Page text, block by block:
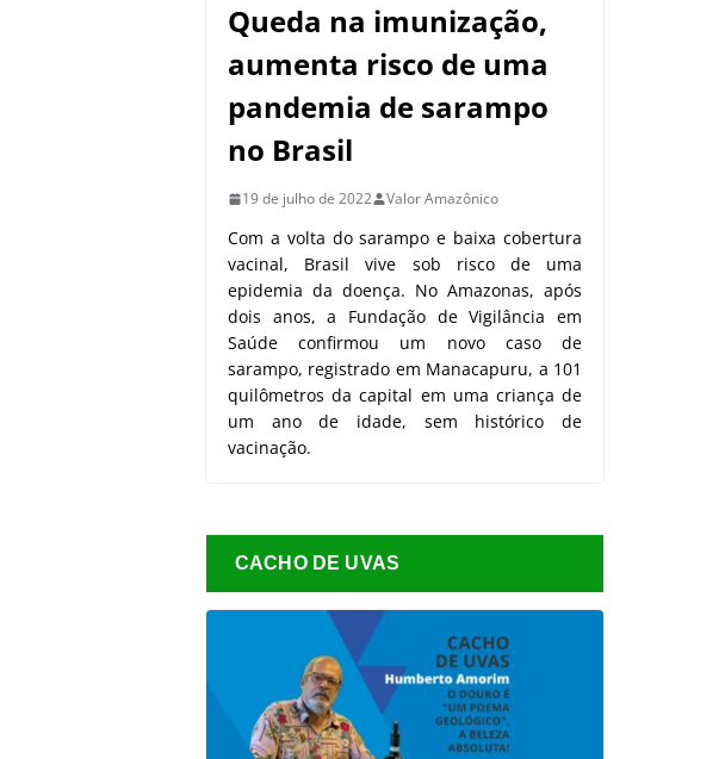
Queda na imunização,
aumenta risco de uma
pandemia de sarampo
no Brasil
19 de julho de 2022 Valor Amazônico
Com a volta do sarampo e baixa cobertura
vacinal, Brasil vive sob risco de uma
epidemia da doença. No Amazonas, após
dois anos, a Fundação de Vigilância em
Saúde confirmou um novo caso de
sarampo, registrado em Manacapuru, a 101
quilômetros da capital em uma criança de
um ano de idade, sem histórico de
vacinação.
CACHO DE UVAS